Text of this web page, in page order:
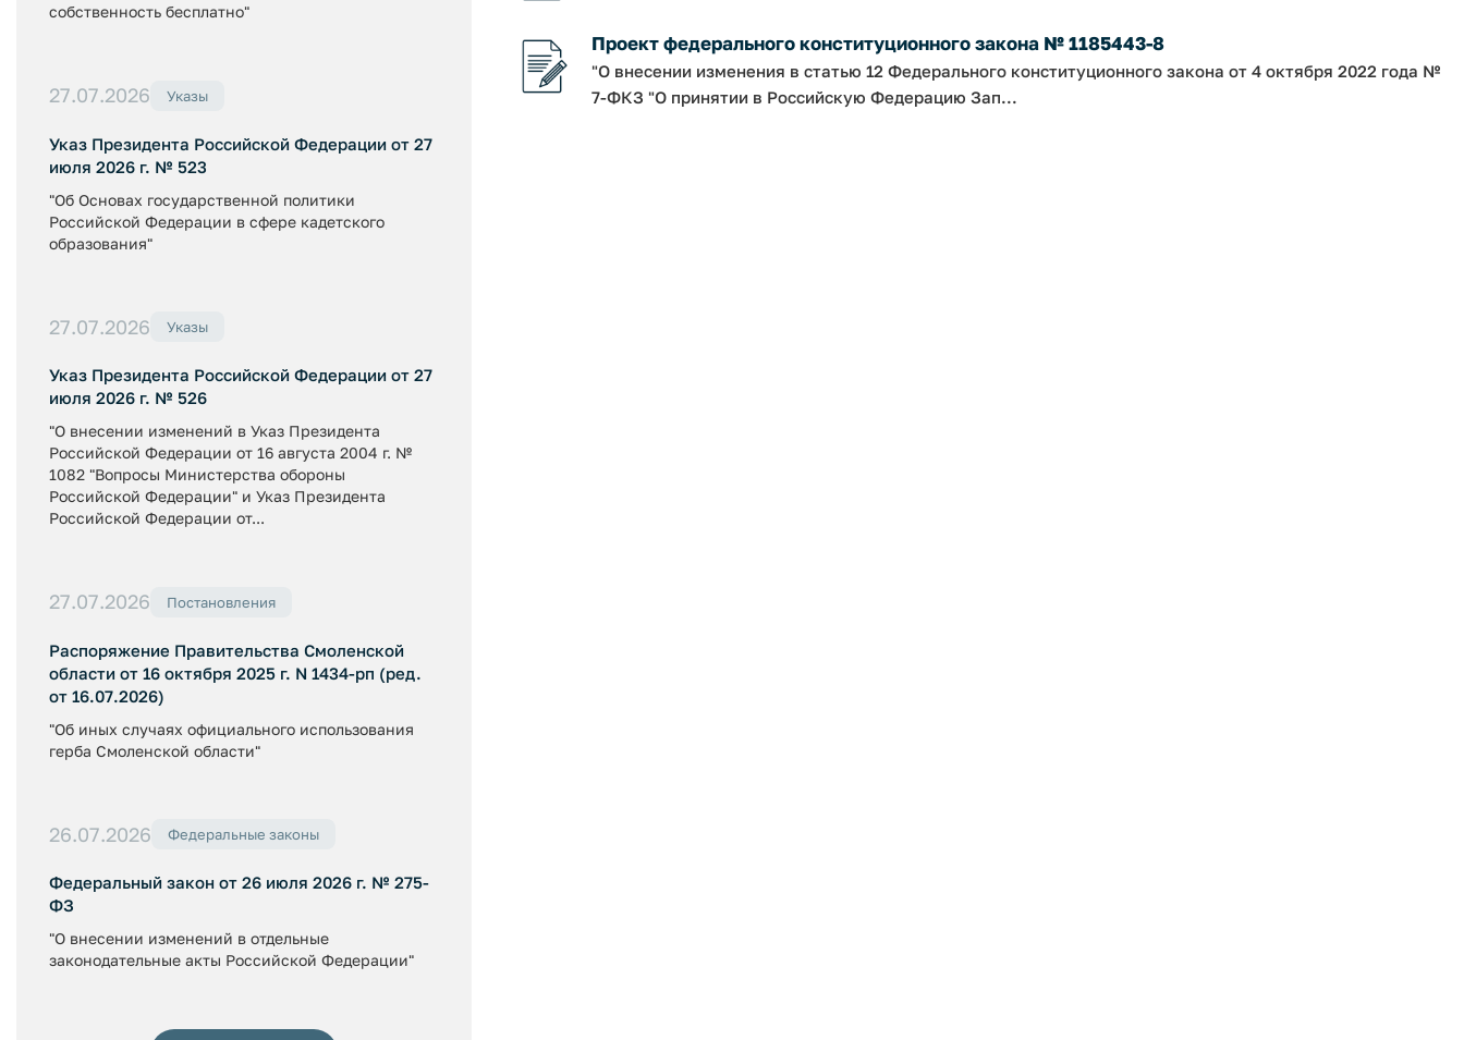
собственность бесплатно"
27.07.2026 Указы
Указ Президента Российской Федерации от 27
июля 2026 г. № 523
"Об Основах государственной политики
Российской Федерации в сфере кадетского
образования"
27.07.2026 Указы
Указ Президента Российской Федерации от 27
июля 2026 г. № 526
"О внесении изменений в Указ Президента
Российской Федерации от 16 августа 2004 г. №
1082 "Вопросы Министерства обороны
Российской Федерации" и Указ Президента
Российской Федерации от...
27.07.2026 Постановления
Распоряжение Правительства Смоленской
области от 16 октября 2025 г. N 1434-рп (ред.
от 16.07.2026)
"Об иных случаях официального использования
герба Смоленской области"
26.07.2026 Федеральные законы
Федеральный закон от 26 июля 2026 г. № 275-
ФЗ
"О внесении изменений в отдельные
законодательные акты Российской Федерации"
Проект федерального конституционного закона № 1185443-8
"О внесении изменения в статью 12 Федерального конституционного закона от 4 октября 2022 года №
7-ФКЗ "О принятии в Российскую Федерацию Зап...